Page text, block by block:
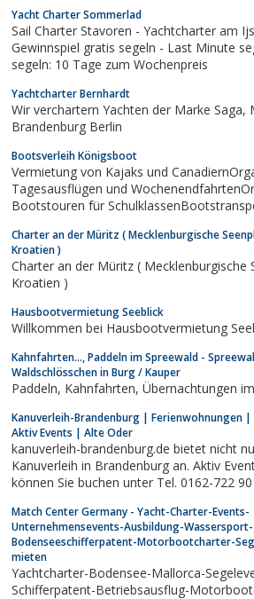
Yacht Charter Sommerlad
Sail Charter Stavoren - Yachtcharter am
Gewinnspiel gratis segeln - Last Minute
segeln: 10 Tage zum Wochenpreis
Yachtcharter Bernhardt
Wir verchartern Yachten der Marke Saga, Marex und BMB in
Brandenburg Berlin
Bootsverleih Königsboot
Vermietung von Kajaks und
Tagesausflügen und
Bootstouren für
Charter an der Müritz ( Mecklenburgische
Kroatien )
Charter an der Müritz ( Mecklenburgische
Kroatien )
Hausbootvermietung Seeblick
Willkommen bei Hausbootvermietung
Kahnfahrten..., Paddeln im Spreewald -
Waldschlösschen in Burg / Kauper
Paddeln, Kahnfahrten,
Kanuverleih-Brandenburg | Ferienwohnungen |
Aktiv Events | Alte Oder
kanuverleih-brandenburg.de bietet nicht
Kanuverleih in Brandenburg an. Aktiv
können Sie buchen unter Tel. 0162-722
Match Center Germany - Yacht-Charter-Events-
Unternehmensevents-Ausbildung-Wassersport-
Bodenseeschifferpatent-Motorbootcharter-
mieten
Yachtcharter-Bodensee-Mallorca-
Schifferpatent-Betriebsausflug-